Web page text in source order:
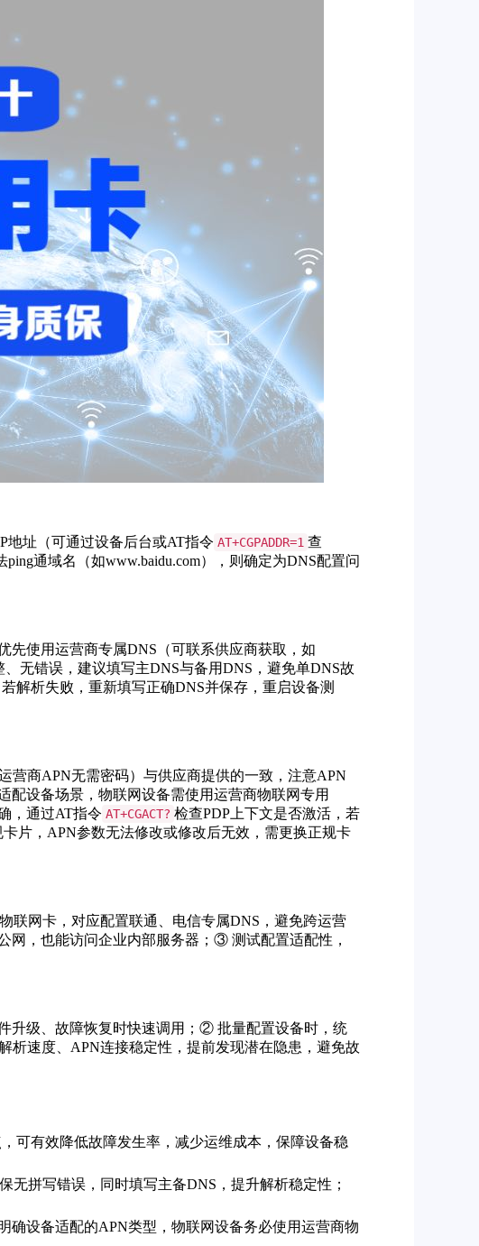
址（可通过设备后台或AT指令 AT+CGPADDR=1 查
通域名（如www.baidu.com），则确定为DNS配置问
使用运营商专属DNS（可联系供应商获取，如
无错误，建议填写主DNS与备用DNS，避免单DNS故
解析失败，重新填写正确DNS并保存，重启设备测
商APN无需密码）与供应商提供的一致，注意APN
配设备场景，物联网设备需使用运营商物联网专用
，通过AT指令 AT+CGACT? 检查PDP上下文是否激活，若
片，APN参数无法修改或修改后无效，需更换正规卡
联网卡，对应配置联通、电信专属DNS，避免跨运营
，也能访问企业内部服务器；③ 测试配置适配性，
升级、故障恢复时快速调用；② 批量配置设备时，统
速度、APN连接稳定性，提前发现潜在隐患，避免故
可有效降低故障发生率，减少运维成本，保障设备稳
拼写错误，同时填写主备DNS，提升解析稳定性；
设备适配的APN类型，物联网设备务必使用运营商物